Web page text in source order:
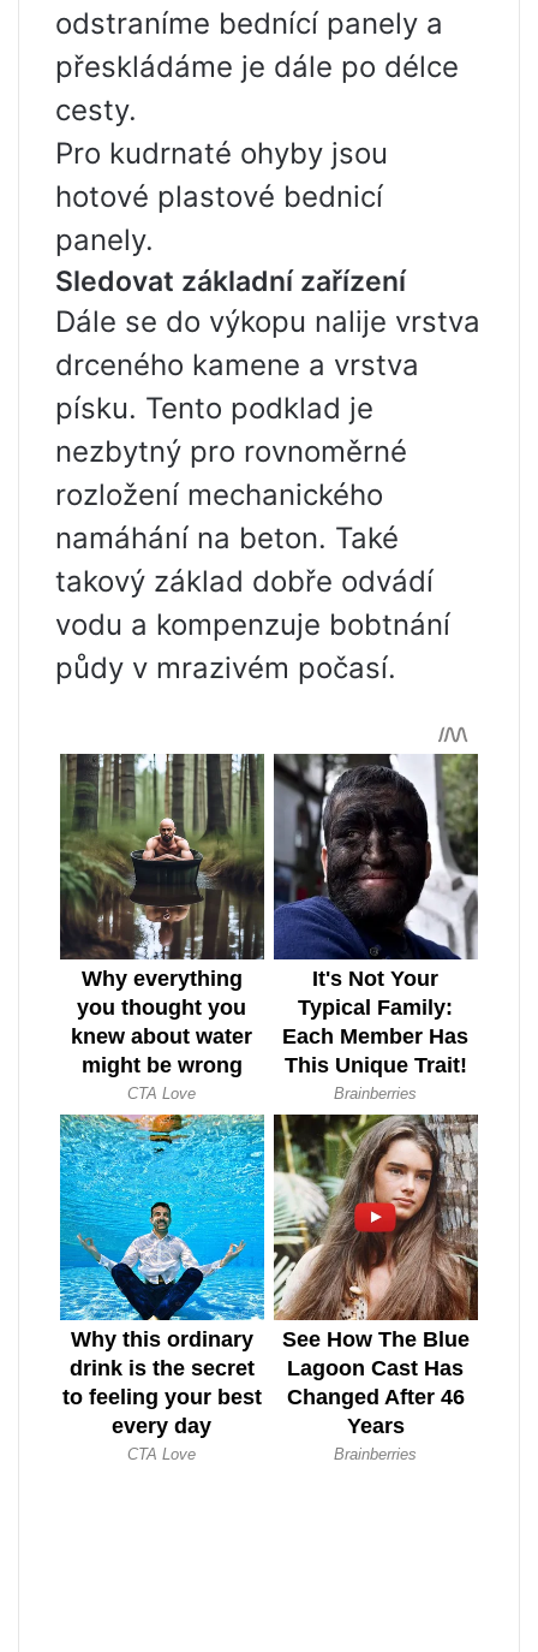
odstraníme bednící panely a
přeskládáme je dále po délce
cesty.
Pro kudrnaté ohyby jsou
hotové plastové bednicí
panely.
Sledovat základní zařízení
Dále se do výkopu nalije vrstva
drceného kamene a vrstva
písku. Tento podklad je
nezbytný pro rovnoměrné
rozložení mechanického
namáhání na beton. Také
takový základ dobře odvádí
vodu a kompenzuje bobtnání
půdy v mrazivém počasí.